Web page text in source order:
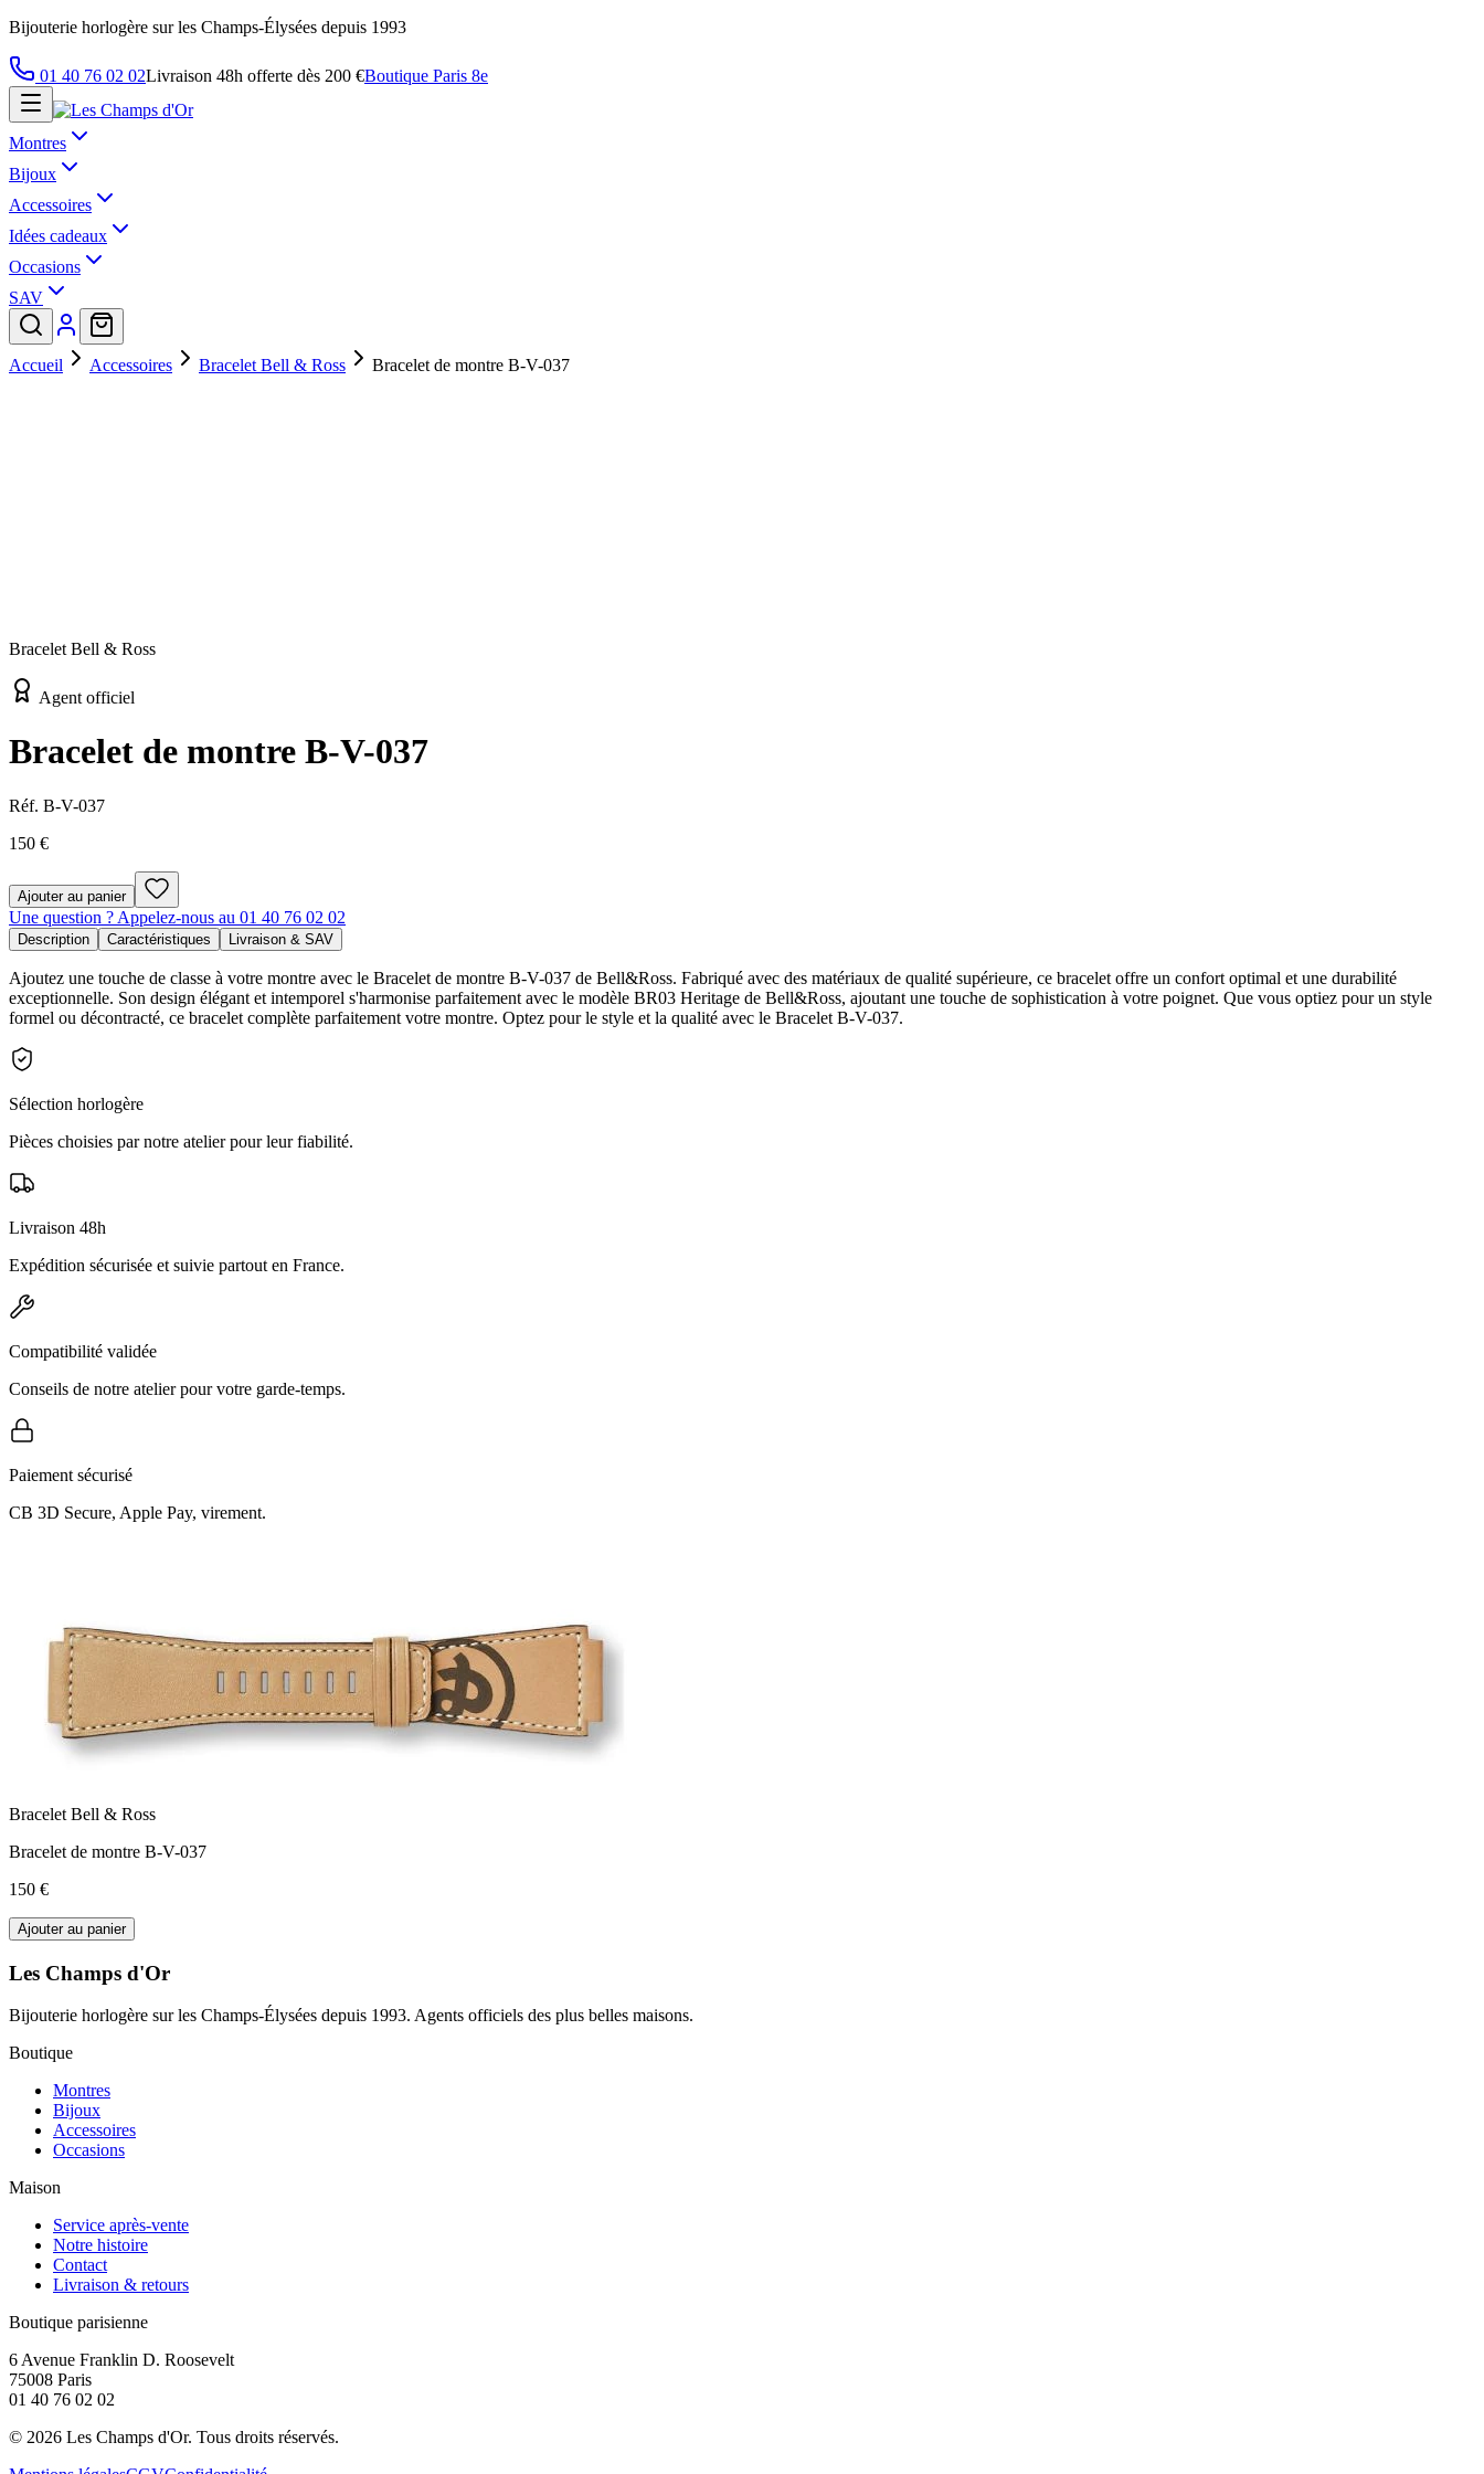
Bijouterie horlogère sur les Champs-Élysées depuis 1993
01 40 76 02 02Livraison 48h offerte dès 200 €Boutique Paris 8e
Montres
Bijoux
Accessoires
Idées cadeaux
Occasions
SAV
Accueil Accessoires Bracelet Bell & Ross Bracelet de montre B-V-037
Bracelet Bell & Ross
Agent officiel
Bracelet de montre B-V-037
Réf. B-V-037
150 €
Ajouter au panier
Une question ? Appelez-nous au 01 40 76 02 02
Description Caractéristiques Livraison & SAV
Ajoutez une touche de classe à votre montre avec le Bracelet de montre B-V-037 de Bell&Ross. Fabriqué avec des matériaux de qualité supérieure, ce bracelet offre un confort optimal et une durabilité
exceptionnelle. Son design élégant et intemporel s'harmonise parfaitement avec le modèle BR03 Heritage de Bell&Ross, ajoutant une touche de sophistication à votre poignet. Que vous optiez pour un style
formel ou décontracté, ce bracelet complète parfaitement votre montre. Optez pour le style et la qualité avec le Bracelet B-V-037.
Sélection horlogère
Pièces choisies par notre atelier pour leur fiabilité.
Livraison 48h
Expédition sécurisée et suivie partout en France.
Compatibilité validée
Conseils de notre atelier pour votre garde-temps.
Paiement sécurisé
CB 3D Secure, Apple Pay, virement.
Bracelet Bell & Ross
Bracelet de montre B-V-037
150 €
Ajouter au panier
Les Champs d'Or
Bijouterie horlogère sur les Champs-Élysées depuis 1993. Agents officiels des plus belles maisons.
Boutique
Montres
Bijoux
Accessoires
Occasions
Maison
Service après-vente
Notre histoire
Contact
Livraison & retours
Boutique parisienne
6 Avenue Franklin D. Roosevelt
75008 Paris
01 40 76 02 02
© 2026 Les Champs d'Or. Tous droits réservés.